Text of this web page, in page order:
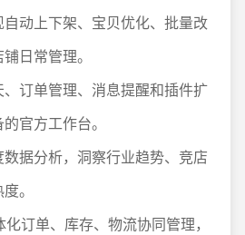
自动上下架、宝贝优化、批量改
日常管理。
、订单管理、消息提醒和插件扩
官方工作台。
数据分析，洞察行业趋势、竞店
。
化订单、库存、物流协同管理，